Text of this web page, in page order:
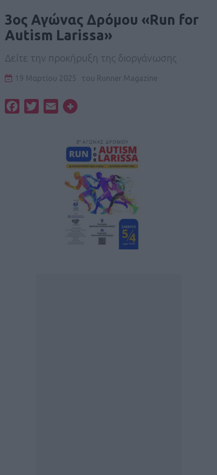
3ος Αγώνας Δρόμου «Run for
Autism Larissa»
Δείτε την προκήρυξη της διοργάνωσης
19 Μαρτίου 2025 του Runner Magazine
FacebookTwitterEmail